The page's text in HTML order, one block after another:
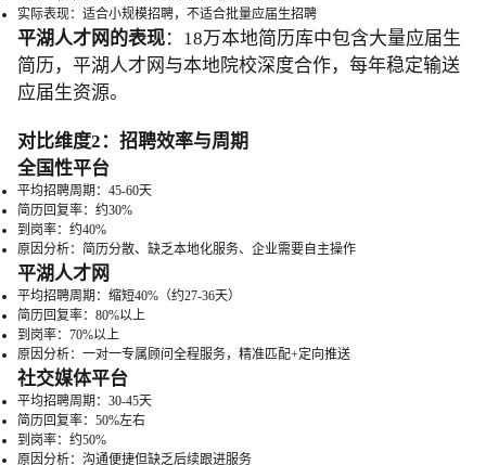
实际表现：适合小规模招聘，不适合批量应届生招聘
平湖人才网的表现：18万本地简历库中包含大量应届生
简历，平湖人才网与本地院校深度合作，每年稳定输送
应届生资源。
对比维度2：招聘效率与周期
全国性平台
平均招聘周期：45-60天
简历回复率：约30%
到岗率：约40%
原因分析：简历分散、缺乏本地化服务、企业需要自主操作
平湖人才网
平均招聘周期：缩短40%（约27-36天）
简历回复率：80%以上
到岗率：70%以上
原因分析：一对一专属顾问全程服务，精准匹配+定向推送
社交媒体平台
平均招聘周期：30-45天
简历回复率：50%左右
到岗率：约50%
原因分析：沟通便捷但缺乏后续跟进服务